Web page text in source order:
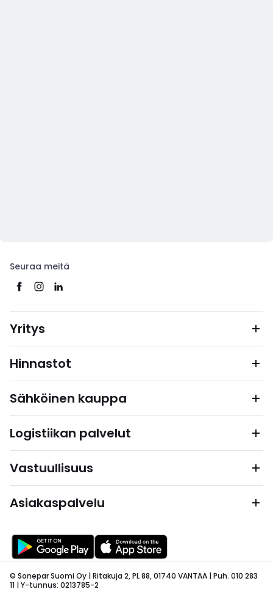
Seuraa meitä
Yritys
Hinnastot
Sähköinen kauppa
Logistiikan palvelut
Vastuullisuus
Asiakaspalvelu
© Sonepar Suomi Oy | Ritakuja 2, PL 88, 01740 VANTAA | Puh. 010 283
11 | Y-tunnus: 0213785-2